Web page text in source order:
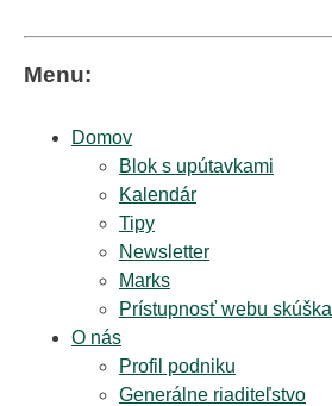
Menu:
Domov
Blok s upútavkami
Kalendár
Tipy
Newsletter
Marks
Prístupnosť webu skúška
O nás
Profil podniku
Generálne riaditeľstvo